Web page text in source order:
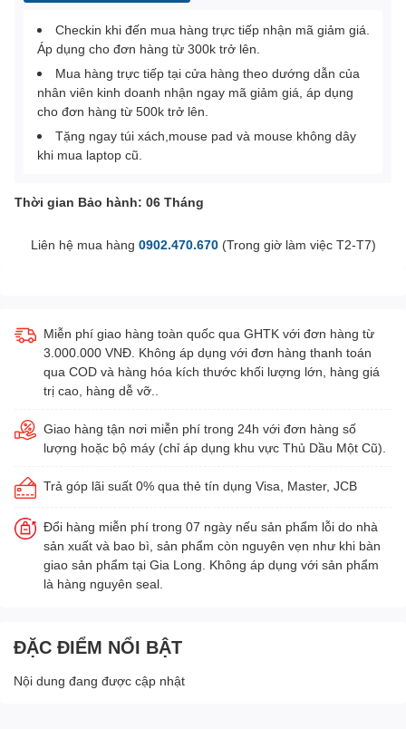
Checkin khi đến mua hàng trực tiếp nhận mã giảm giá.
Áp dụng cho đơn hàng từ 300k trở lên.
Mua hàng trực tiếp tại cửa hàng theo dướng dẫn của
nhân viên kinh doanh nhận ngay mã giảm giá, áp dụng
cho đơn hàng từ 500k trở lên.
Tặng ngay túi xách,mouse pad và mouse không dây
khi mua laptop cũ.
Thời gian Bảo hành: 06 Tháng
Liên hệ mua hàng 0902.470.670(Trong giờ làm việc T2-T7)
Miễn phí giao hàng toàn quốc qua GHTK với đơn hàng từ
3.000.000 VNĐ. Không áp dụng với đơn hàng thanh toán
qua COD và hàng hóa kích thước khối lượng lớn, hàng giá
trị cao, hàng dễ vỡ..
Giao hàng tận nơi miễn phí trong 24h với đơn hàng số
lượng hoặc bộ máy (chỉ áp dụng khu vực Thủ Dầu Một Cũ).
Trả góp lãi suất 0% qua thẻ tín dụng Visa, Master, JCB
Đổi hàng miễn phí trong 07 ngày nếu sản phẩm lỗi do nhà
sản xuất và bao bì, sản phẩm còn nguyên vẹn như khi bàn
giao sản phẩm tại Gia Long. Không áp dụng với sản phẩm
là hàng nguyên seal.
ĐẶC ĐIỂM NỔI BẬT
Nội dung đang được cập nhật